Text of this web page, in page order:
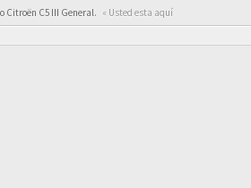
Citroën C5 III General. « Usted esta aquí